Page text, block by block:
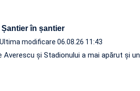
în șantier
Ultima modificare 06.08.26 11:43
Averescu și Stadionului a mai apărut și